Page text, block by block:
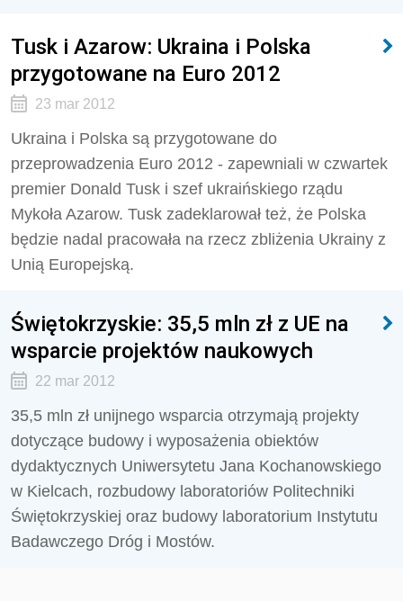
Tusk i Azarow: Ukraina i Polska
przygotowane na Euro 2012
23 mar 2012
Ukraina i Polska są przygotowane do
przeprowadzenia Euro 2012 - zapewniali w czwartek
premier Donald Tusk i szef ukraińskiego rządu
Mykoła Azarow. Tusk zadeklarował też, że Polska
będzie nadal pracowała na rzecz zbliżenia Ukrainy z
Unią Europejską.
Świętokrzyskie: 35,5 mln zł z UE na
wsparcie projektów naukowych
22 mar 2012
35,5 mln zł unijnego wsparcia otrzymają projekty
dotyczące budowy i wyposażenia obiektów
dydaktycznych Uniwersytetu Jana Kochanowskiego
w Kielcach, rozbudowy laboratoriów Politechniki
Świętokrzyskiej oraz budowy laboratorium Instytutu
Badawczego Dróg i Mostów.